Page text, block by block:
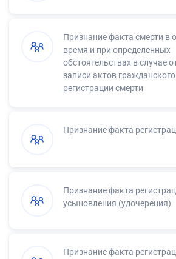
Признание факта смерти в
время и при определенных
обстоятельствах в случае
записи актов
регистрации смерти
Признание факта
Признание факта
усыновления (удочерения)
Признание факта